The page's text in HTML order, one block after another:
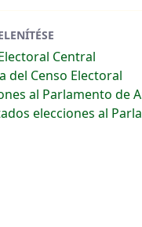
Central
del Censo Electoral
al Parlamento de
elecciones al